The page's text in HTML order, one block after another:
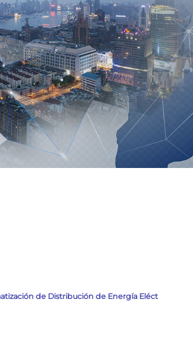
de Distribución de Energía Eléct